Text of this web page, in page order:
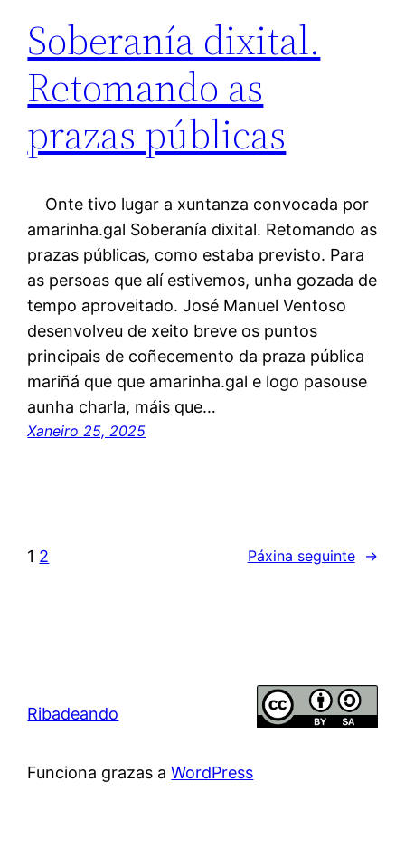
Soberanía dixital.
Retomando as
prazas públicas
Onte tivo lugar a xuntanza convocada por
amarinha.gal Soberanía dixital. Retomando as
prazas públicas, como estaba previsto. Para
as persoas que alí estivemos, unha gozada de
tempo aproveitado. José Manuel Ventoso
desenvolveu de xeito breve os puntos
principais de coñecemento da praza pública
mariñá que que amarinha.gal e logo pasouse
aunha charla, máis que…
Xaneiro 25, 2025
1 2 Páxina seguinte →
Ribadeando
Funciona grazas aWordPress